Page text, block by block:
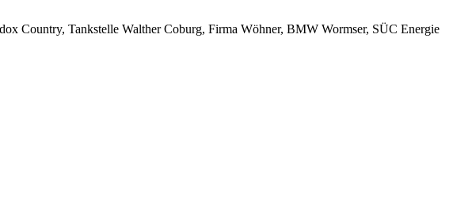
Country, Tankstelle Walther Coburg, Firma Wöhner, BMW Wormser, SÜC Energie